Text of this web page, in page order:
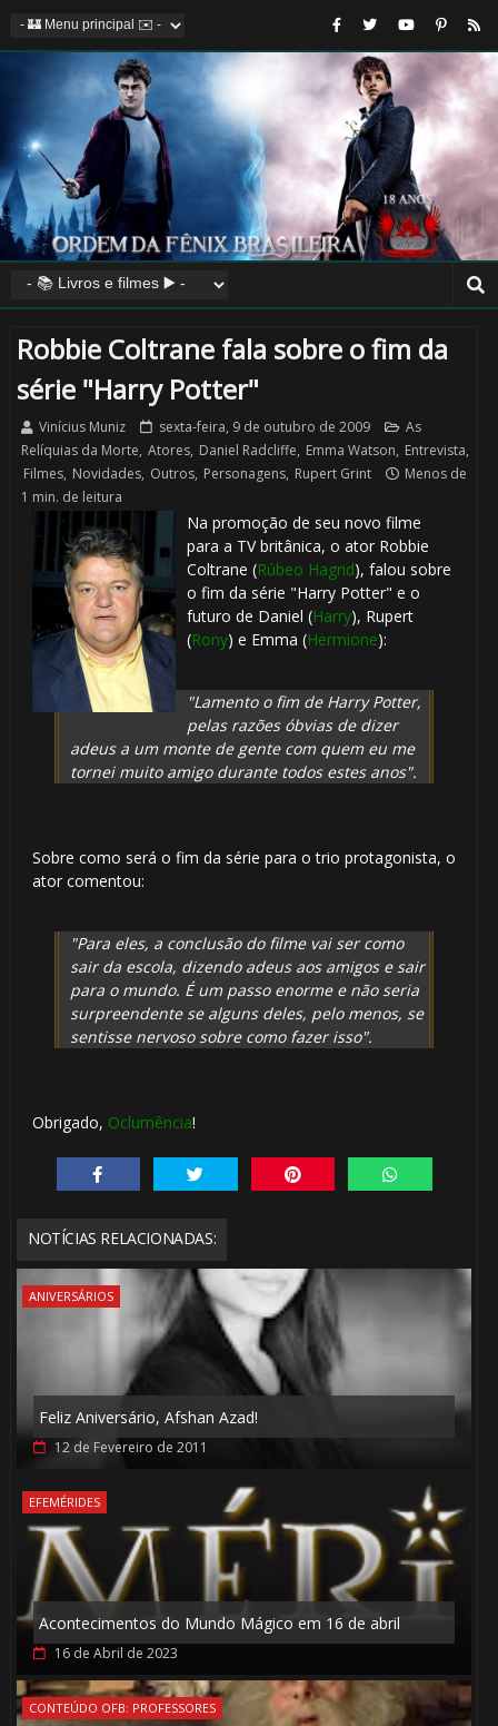
Robbie Coltrane fala sobre o fim da
série "Harry Potter"
Vinícius Muniz sexta-feira, 9 de outubro de 2009
As
Relíquias da Morte, Atores, Daniel Radcliffe, Emma Watson, Entrevista,
Filmes, Novidades, Outros, Personagens, Rupert Grint
Menos de
1 min. de leitura
Na promoção de seu novo filme
para a TV britânica, o ator Robbie
Coltrane (Rúbeo Hagrid), falou sobre
o fim da série "Harry Potter" e o
futuro de Daniel (Harry), Rupert
(Rony) e Emma (Hermione):
"Lamento o fim de Harry Potter,
pelas razões óbvias de dizer
adeus a um monte de gente com quem eu me
tornei muito amigo durante todos estes anos".
Sobre como será o fim da série para o trio protagonista, o
ator comentou:
"Para eles, a conclusão do filme vai ser como
sair da escola, dizendo adeus aos amigos e sair
para o mundo. É um passo enorme e não seria
surpreendente se alguns deles, pelo menos, se
sentisse nervoso sobre como fazer isso".
Obrigado, Oclumência!
NOTÍCIAS RELACIONADAS:
ANIVERSÁRIOS
Feliz Aniversário, Afshan Azad!
12 de Fevereiro de 2011
EFEMÉRIDES
Acontecimentos do Mundo Mágico em 16 de abril
16 de Abril de 2023
CONTEÚDO OFB: PROFESSORES
🎂
1️⃣ 8️⃣
🎈